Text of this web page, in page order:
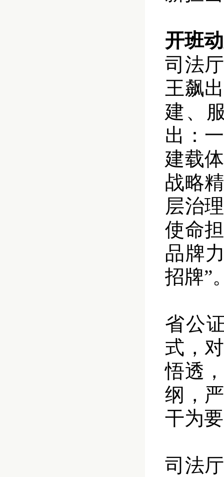
开班
司法
王飙
建、
出：
建载
战略
层治
使命
品牌
招牌”
省公
式，
悟透
纲，
干为
司法